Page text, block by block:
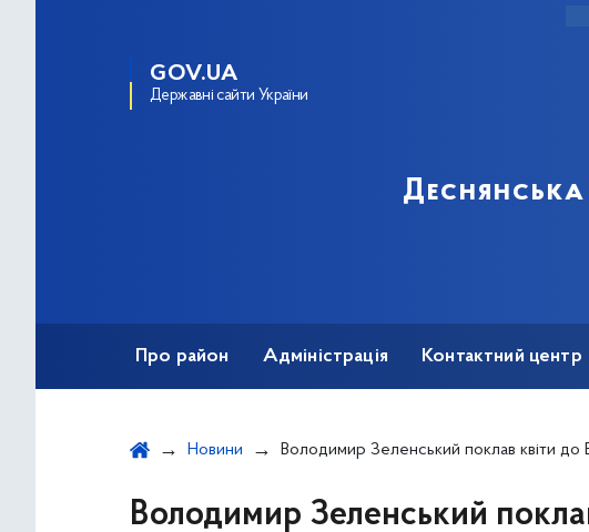
GOV.UA
Державні сайти України
Про район Адміністрація Контактний центр
Новини Володимир Зеленський поклав квіти до Вічного вогню, вшановуючи пам’ять загиблих у Другій
Володимир Зеленський